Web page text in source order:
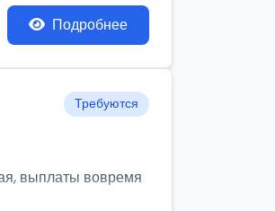
Подробнее
Требуются
выплаты вовремя